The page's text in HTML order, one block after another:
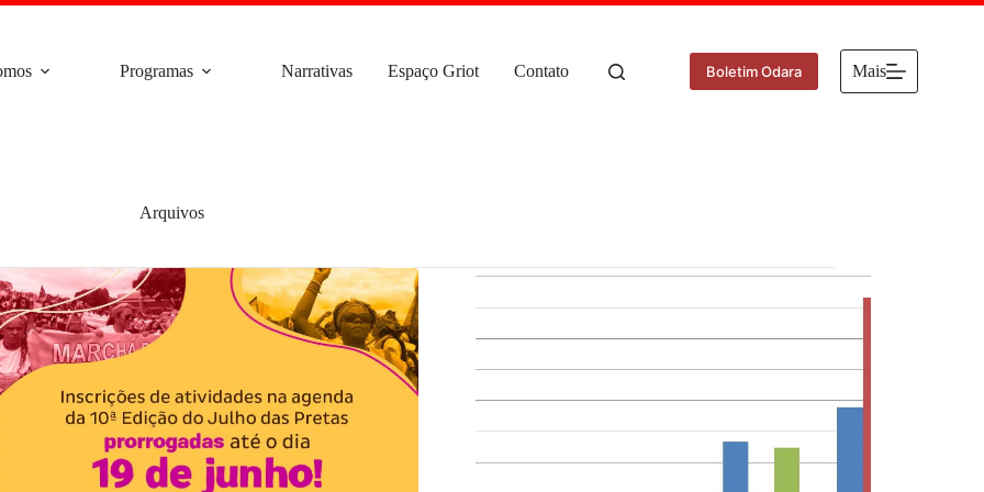
Programas Narrativas Espaço Griot Contato Boletim Odara Mais
Arquivos